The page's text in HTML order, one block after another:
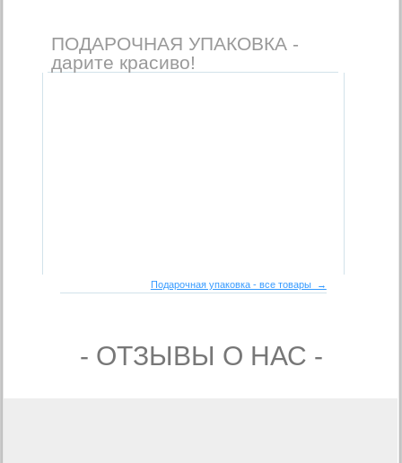
ПОДАРОЧНАЯ УПАКОВКА -
дарите красиво!
Подарочная упаковка - все товары →
- ОТЗЫВЫ О НАС -